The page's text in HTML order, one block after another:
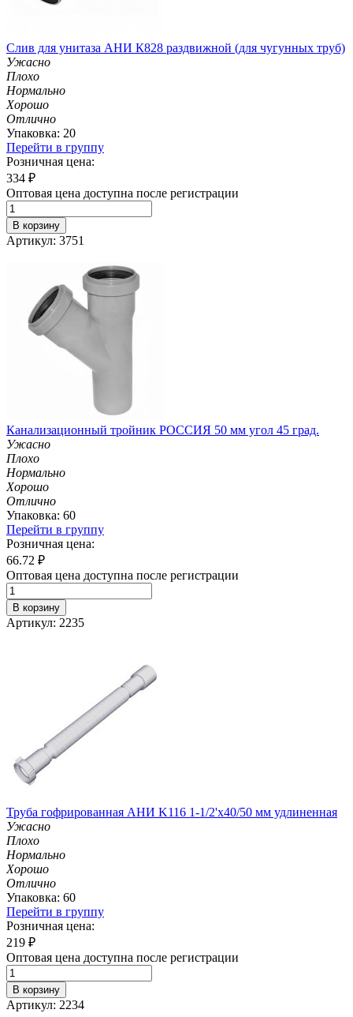
Слив для унитаза АНИ К828 раздвижной (для чугунных труб)
Ужасно
Плохо
Нормально
Хорошо
Отлично
Упаковка: 20
Перейти в группу
Розничная цена:
334 ₽
Оптовая цена доступна после регистрации
В корзину
Артикул: 3751
Канализационный тройник РОССИЯ 50 мм угол 45 град.
Ужасно
Плохо
Нормально
Хорошо
Отлично
Упаковка: 60
Перейти в группу
Розничная цена:
66.72 ₽
Оптовая цена доступна после регистрации
В корзину
Артикул: 2235
Труба гофрированная АНИ K116 1-1/2'х40/50 мм удлиненная
Ужасно
Плохо
Нормально
Хорошо
Отлично
Упаковка: 60
Перейти в группу
Розничная цена:
219 ₽
Оптовая цена доступна после регистрации
В корзину
Артикул: 2234